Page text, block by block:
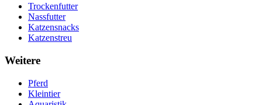
Trockenfutter
Nassfutter
Katzensnacks
Katzenstreu
Weitere
Pferd
Kleintier